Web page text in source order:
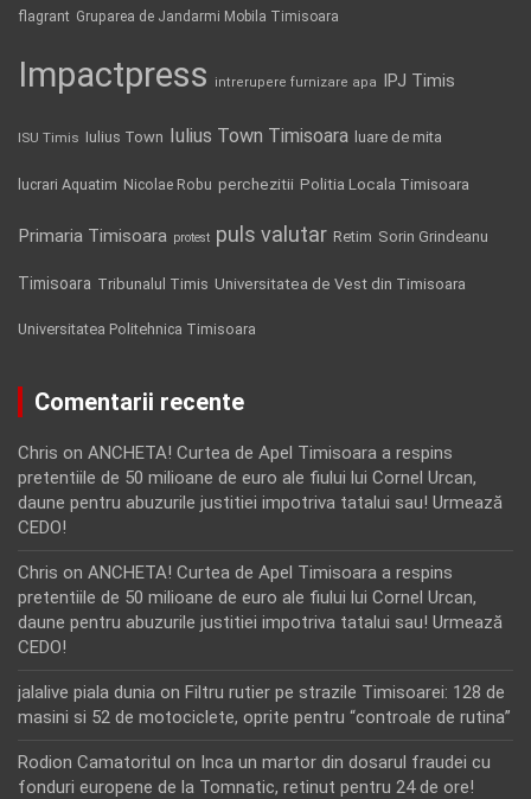
flagrant Gruparea de Jandarmi Mobila Timisoara
Impactpress intrerupere furnizare apa IPJ Timis
ISU Timis Iulius Town Iulius Town Timisoara luare de mita
lucrari Aquatim Nicolae Robu perchezitii Politia Locala Timisoara
Primaria Timisoara protest puls valutar Retim Sorin Grindeanu
Timisoara Tribunalul Timis Universitatea de Vest din Timisoara
Universitatea Politehnica Timisoara
Comentarii recente
Chris on ANCHETA! Curtea de Apel Timisoara a respins
pretentiile de 50 milioane de euro ale fiului lui Cornel Urcan,
daune pentru abuzurile justitiei impotriva tatalui sau! Urmează
CEDO!
Chris on ANCHETA! Curtea de Apel Timisoara a respins
pretentiile de 50 milioane de euro ale fiului lui Cornel Urcan,
daune pentru abuzurile justitiei impotriva tatalui sau! Urmează
CEDO!
jalalive piala dunia on Filtru rutier pe strazile Timisoarei: 128 de
masini si 52 de motociclete, oprite pentru “controale de rutina”
Rodion Camatoritul on Inca un martor din dosarul fraudei cu
fonduri europene de la Tomnatic, retinut pentru 24 de ore!